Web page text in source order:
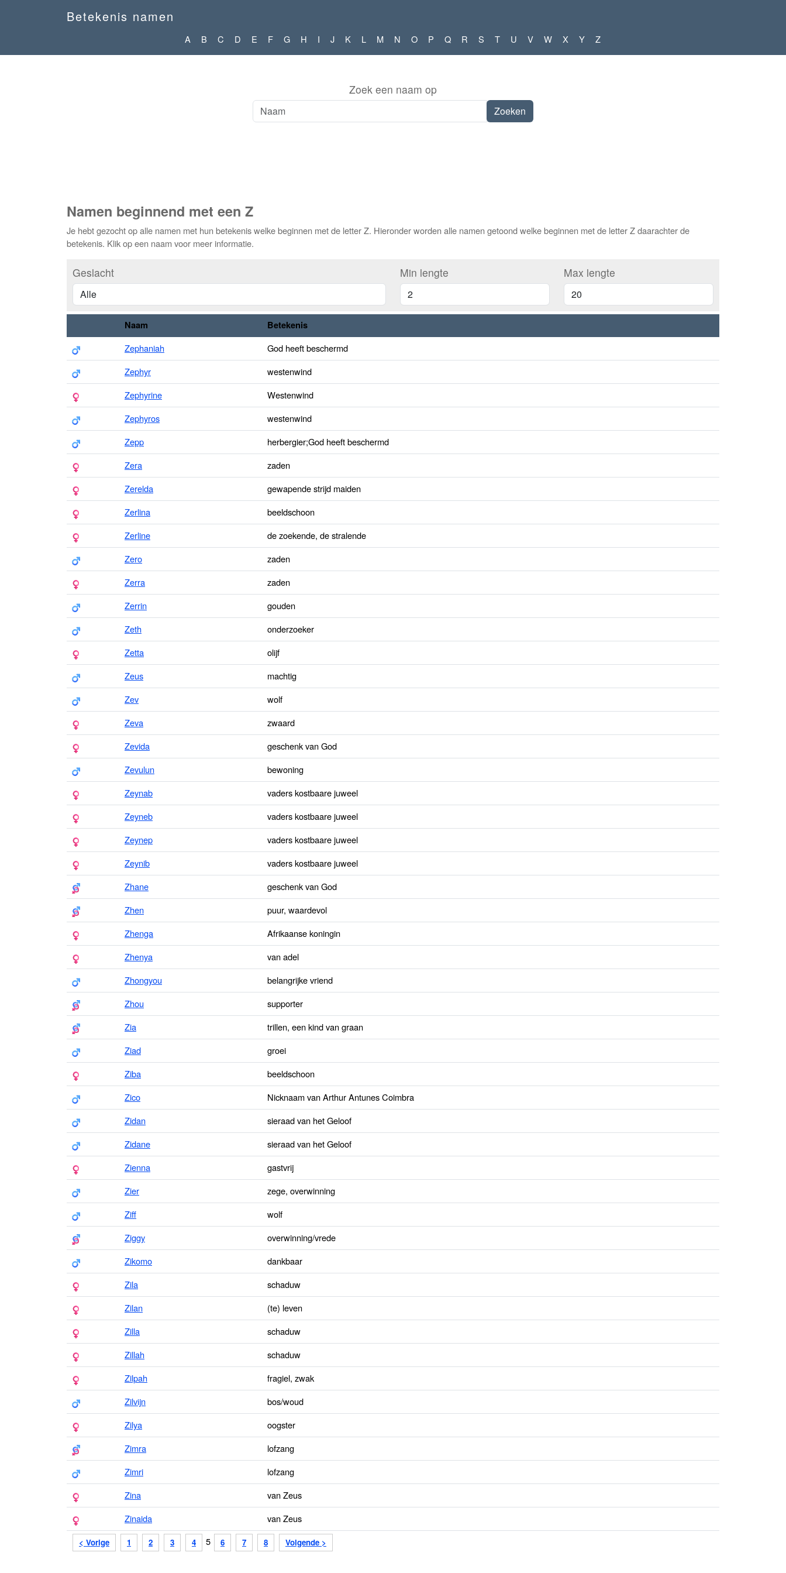
Betekenis namen
A B C D E F G H I J K L M N O P Q R S T U V W X Y Z
Zoek een naam op
Namen beginnend met een Z
Je hebt gezocht op alle namen met hun betekenis welke beginnen met de letter Z. Hieronder worden alle namen getoond welke beginnen met de letter Z daarachter de
betekenis. Klik op een naam voor meer informatie.
Geslacht Min lengte Max lengte
Naam Betekenis
< Vorige 1 2 3 4 5 6 7 8 Volgende >
Zephaniah
God heeft beschermd
Zephyr
westenwind
Zephyrine
Westenwind
Zephyros
westenwind
Zepp
herbergier;God heeft beschermd
Zera
zaden
Zerelda
gewapende strijd maiden
Zerlina
beeldschoon
Zerline
de zoekende, de stralende
Zero
zaden
Zerra
zaden
Zerrin
gouden
Zeth
onderzoeker
Zetta
olijf
Zeus
machtig
Zev
wolf
Zeva
zwaard
Zevida
geschenk van God
Zevulun
bewoning
Zeynab
vaders kostbaare juweel
Zeyneb
vaders kostbaare juweel
Zeynep
vaders kostbaare juweel
Zeynib
vaders kostbaare juweel
Zhane
geschenk van God
Zhen
puur, waardevol
Zhenga
Afrikaanse koningin
Zhenya
van adel
Zhongyou
belangrijke vriend
Zhou
supporter
Zia
trillen, een kind van graan
Ziad
groei
Ziba
beeldschoon
Zico
Nicknaam van Arthur Antunes Coimbra
Zidan
sieraad van het Geloof
Zidane
sieraad van het Geloof
Zienna
gastvrij
Zier
zege, overwinning
Ziff
wolf
Ziggy
overwinning/vrede
Zikomo
dankbaar
Zila
schaduw
Zilan
(te) leven
Zilla
schaduw
Zillah
schaduw
Zilpah
fragiel, zwak
Zilvijn
bos/woud
Zilya
oogster
Zimra
lofzang
Zimri
lofzang
Zina
van Zeus
Zinaida
van Zeus